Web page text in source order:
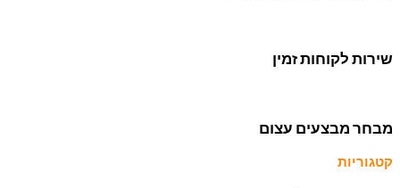
שירות לקוחות זמין
מבחר מבצעים עצום
קטגוריות